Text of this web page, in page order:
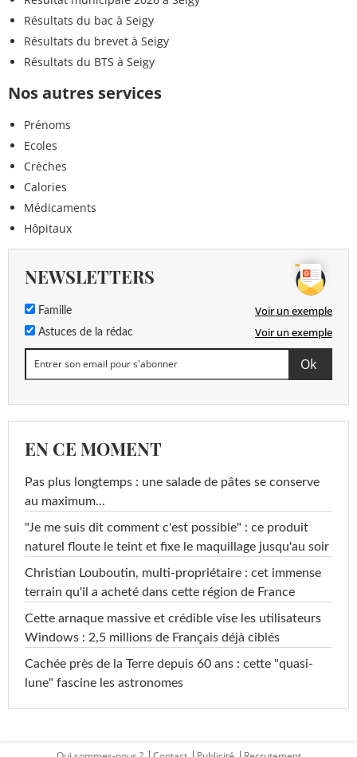
Résultats du bac à Seigy
Résultats du brevet à Seigy
Résultats du BTS à Seigy
Nos autres services
Prénoms
Ecoles
Crèches
Calories
Médicaments
Hôpitaux
NEWSLETTERS
Famille Voir un exemple
Astuces de la rédac Voir un exemple
EN CE MOMENT
Pas plus longtemps : une salade de pâtes se conserve
au maximum...
"Je me suis dit comment c'est possible" : ce produit
naturel floute le teint et fixe le maquillage jusqu'au soir
Christian Louboutin, multi-propriétaire : cet immense
terrain qu'il a acheté dans cette région de France
Cette arnaque massive et crédible vise les utilisateurs
Windows : 2,5 millions de Français déjà ciblés
Cachée près de la Terre depuis 60 ans : cette "quasi-
lune" fascine les astronomes